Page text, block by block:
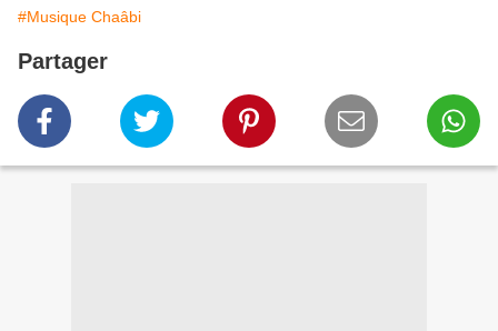
#Musique Chaâbi
Partager